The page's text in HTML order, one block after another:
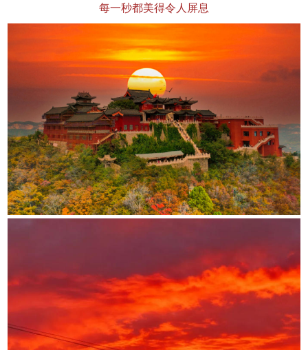
每一秒都美得令人屏息